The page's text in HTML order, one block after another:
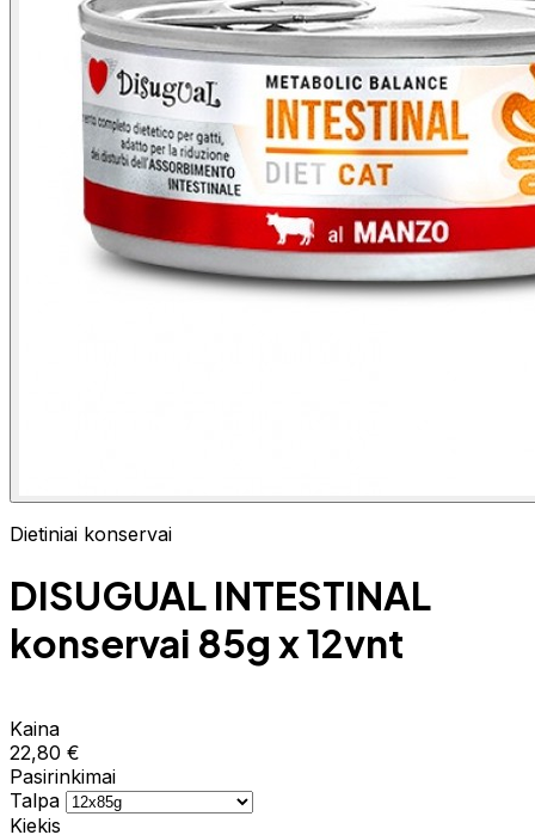
Dietiniai konservai
DISUGUAL INTESTINAL
konservai 85g x 12vnt
Kaina
22,80 €
Pasirinkimai
Talpa
Kiekis